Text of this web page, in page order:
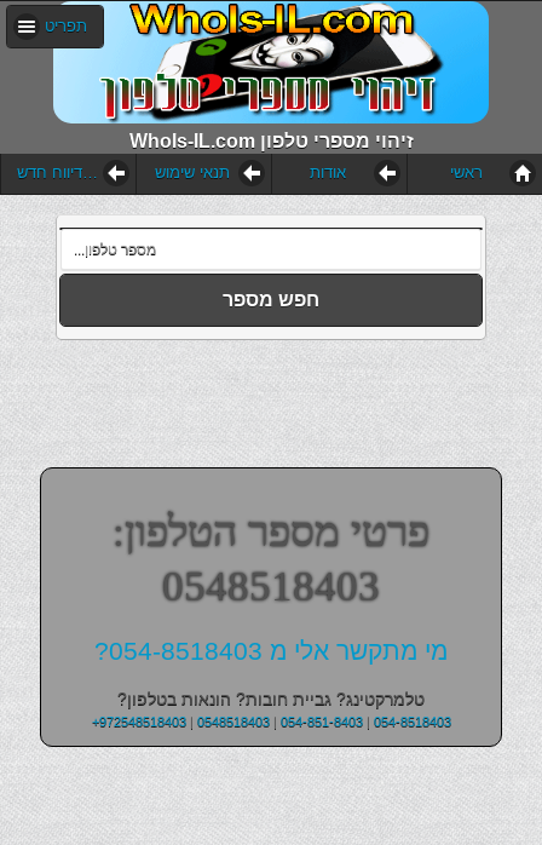
WhoIs-IL.com זיהוי מספרי טלפון
תפריט
הוסף דיווח חדש תנאי שימוש אודות ראשי
חפש מספר
פרטי מספר הטלפון:
0548518403
מי מתקשר אלי מ 054-8518403?
טלמרקטינג? גביית חובות? הונאות בטלפון?
+972548518403| 0548518403| 054-851-8403| 054-8518403